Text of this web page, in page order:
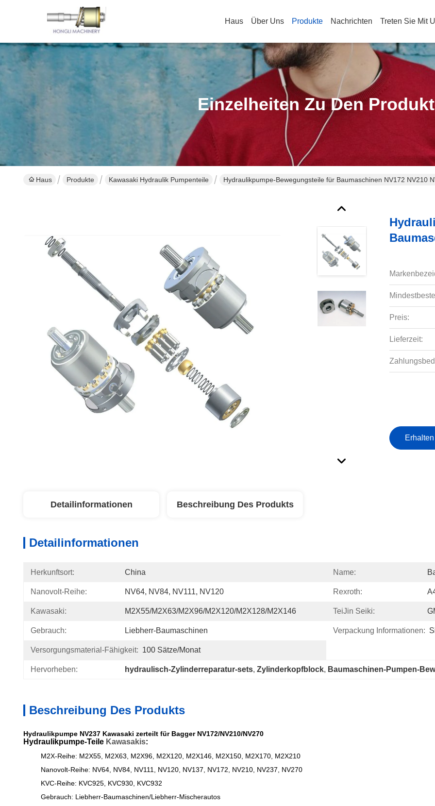
Haus Über Uns Produkte Nachrichten Treten Sie Mit
Einzelheiten Zu Den
Haus Produkte Kawasaki Hydraulik Pumpenteile Hydraulikpumpe-Bewegungsteile für Baumaschinen NV172 NV210
Preis:
Lieferzeit:
Detailinformationen Beschreibung Des Produkts
Detailinformationen
Herkunftsort: China Name:
Nanovolt-Reihe: NV64, NV84, NV111, NV120 Rexroth:
Kawasaki: M2X55/M2X63/M2X96/M2X120/M2X128/M2X146 TeiJin Seiki:
Gebrauch: Liebherr-Baumaschinen Verpackung Informationen:
Versorgungsmaterial-Fähigkeit: 100 Sätze/Monat
Hervorheben: hydraulisch-Zylinderreparatur-sets, Zylinderkopfblock, Baumaschinen-Pumpen-
Beschreibung Des Produkts
Hydraulikpumpe NV237 Kawasaki zerteilt für Bagger NV172/NV210/NV270
Hydraulikpumpe-Teile Kawasakis:
M2X-Reihe: M2X55, M2X63, M2X96, M2X120, M2X146, M2X150, M2X170, M2X210
Nanovolt-Reihe: NV64, NV84, NV111, NV120, NV137, NV172, NV210, NV237, NV270
KVC-Reihe: KVC925, KVC930, KVC932
Gebrauch: Liebherr-Baumaschinen/Liebherr-Mischerautos